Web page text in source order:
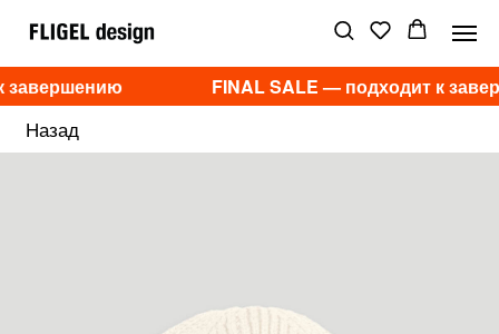
завершению FINAL SALE — подходит к
Назад